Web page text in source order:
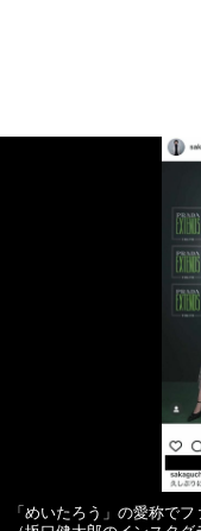
「めいたろう」の愛称で